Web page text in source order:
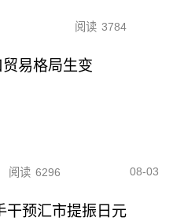
阅读 3784
易格局生变
阅读 6296 08-03
干预汇市提振日元